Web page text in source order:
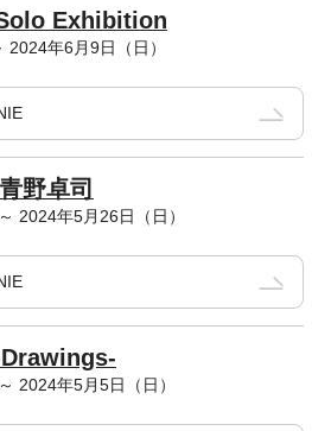
Exhibition
年6月9日（日）
野卓司
2024年5月26日（日）
Drawings-
2024年5月5日（日）